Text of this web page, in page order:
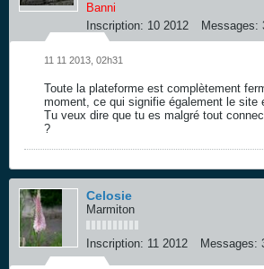
Banni
Inscription: 10 2012 Messages:
11 11 2013, 02h31
Toute la plateforme est complètement
moment, ce qui signifie également le site
Tu veux dire que tu es malgré tout
?
Celosie
Marmiton
Inscription: 11 2012 Messages: